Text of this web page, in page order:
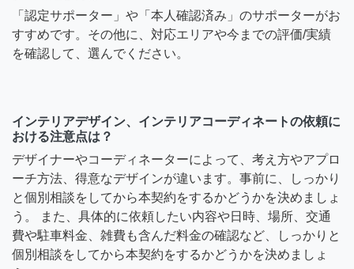
「認定サポーター」や「本人確認済み」のサポーターがお
すすめです。その他に、対応エリアや今までの評価/実績
を確認して、選んでください。
インテリアデザイン、インテリアコーディネートの依頼に
おける注意点は？
デザイナーやコーディネーターによって、考え方やアプロ
ーチ方法、得意なデザインが違います。事前に、しっかり
と個別相談をしてから本契約をするかどうかを決めましょ
う。 また、具体的に依頼したい内容や日時、場所、交通
費や駐車料金、雑費も含んだ料金の確認など、しっかりと
個別相談をしてから本契約をするかどうかを決めましょ